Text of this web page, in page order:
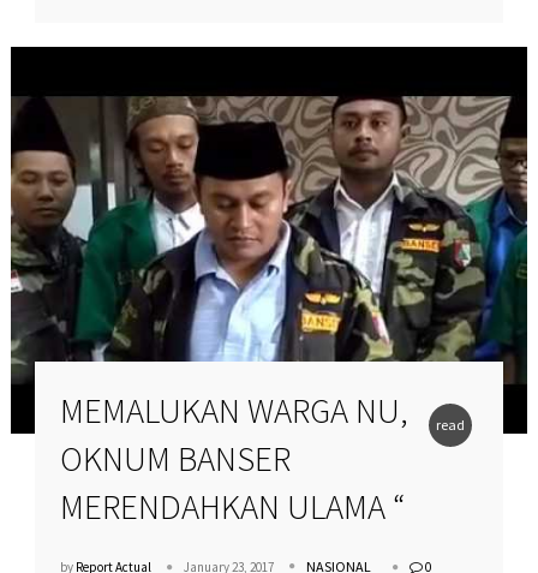
read
MEMALUKAN WARGA NU,
OKNUM BANSER
MERENDAHKAN ULAMA “
by Report Actual January 23, 2017 NASIONAL
0